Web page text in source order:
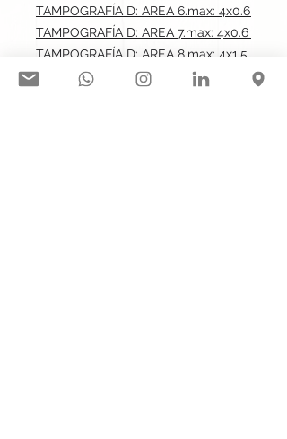
TAMPOGRAFÍA D: AREA 6.max: 4x0.6 cm
TAMPOGRAFÍA D: AREA 7.max: 4x0.6 cm
TAMPOGRAFÍA D: AREA 8.max: 4x1.5 cm
TAMPOGRAFÍA D: AREA 9.max: 4x1.5 cm